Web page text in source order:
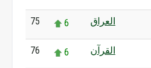
75 6 العراق
76 6 القرآن